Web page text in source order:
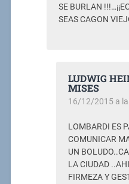
SE BURLAN
SEAS CAGON
LUDWIG
MISES
16/12/2015 a
LOMBARDI ES
COMUNICAR
UN
LA CIUDAD
FIRMEZA Y